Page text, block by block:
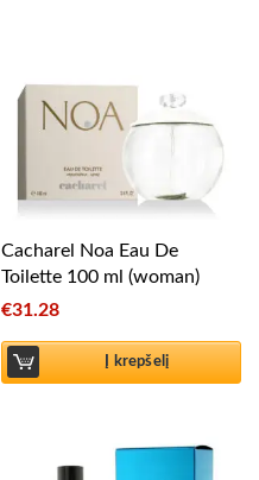
Cacharel Noa Eau De
Toilette 100 ml (woman)
€31.28
Į krepšelį